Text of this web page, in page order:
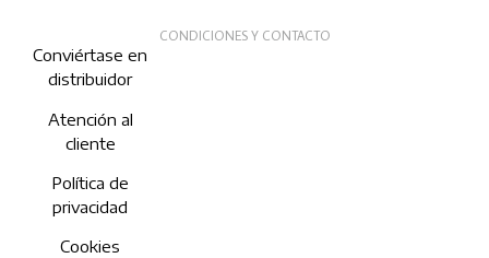
CONDICIONES Y CONTACTO
Conviértase en
distribuidor
Atención al
cliente
Política de
privacidad
Cookies